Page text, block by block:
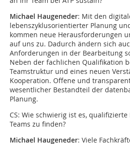
Michael Haugeneder: Mit den
lebenszyklusorientierter Planung
kommen neue Herausforderungen
auf uns zu. Dadurch ändern sich
Anforderungen in der Bearbeitung
Neben der fachlichen Qualifikation
Teamstruktur und eines neuen
Kooperation. Offene und
wesentlicher Bestandteil der
Planung.
CS: Wie schwierig ist es,
Teams zu finden?
Michael Haugeneder: Viele